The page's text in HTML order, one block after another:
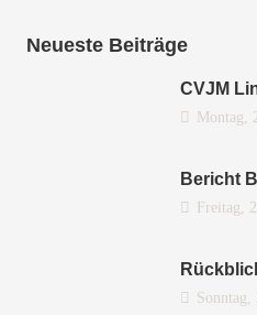
Neueste Beiträge
CVJM
Montag,
Bericht
Freitag,
Sonntag,